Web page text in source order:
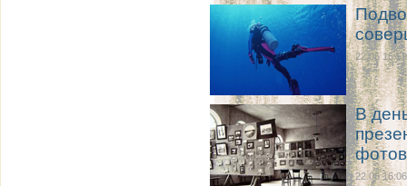
22.06 16:59
В
22.06 16:06